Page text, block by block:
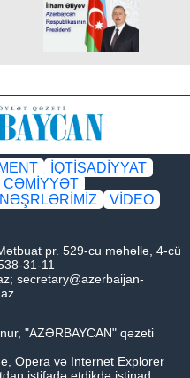
İQTİSADİYYAT
CƏMİYYƏT
NƏŞRLƏRİMİZ
VİDEO
pr. 529-cu məhəllə, 4-cü
31-11
; secretary@azerbaijan-
"AZƏRBAYCAN" qəzeti
Opera və Internet Explorer